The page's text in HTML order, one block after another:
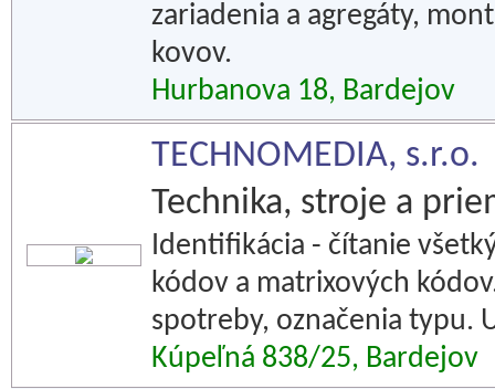
zariadenia a agregáty,
kovov.
Hurbanova 18, Bardejov
TECHNOMEDIA, s.r.o.
Technika, stroje a
Identifikácia - čítanie
kódov a matrixových
spotreby, označenia typu.
Kúpeľná 838/25, Bardejov